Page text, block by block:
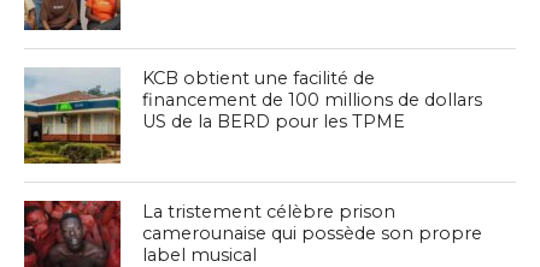
KCB obtient une facilité de
financement de 100 millions de dollars
US de la BERD pour les TPME
La tristement célèbre prison
camerounaise qui possède son propre
label musical